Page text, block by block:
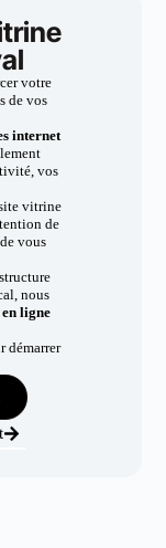
votre
de vos
internet
vos
vitrine
de
vous
nous
ligne
démarrer